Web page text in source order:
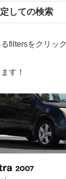
しての検索
filtersをクリッ
す！